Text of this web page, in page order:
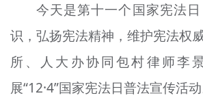
未成年人思想道德建设
榜样人物
身边好人
今天是第十一个国家宪法
识，弘扬宪法精神，维护宪法权
所、人大办协同包村律师李
展“12·4”国家宪法日普法宣传活动